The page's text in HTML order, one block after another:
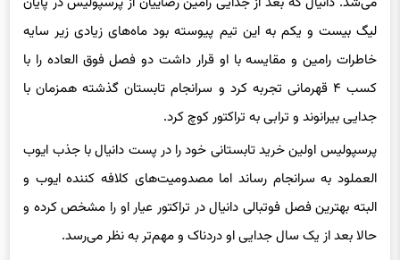
لیگ بیست و یکم به این تیم پیوسته بود ماه‌های زیادی زیر سایه
خاطرات رامین و مقایسه با او قرار داشت دو فصل فوق العاده را با
کسب ۴ قهرمانی تجربه کرد و سرانجام تابستان گذشته همزمان با
جدایی بیرانوند و ترابی به تراکتور کوچ کرد.
پرسپولیس اولین خرید تابستانی خود را در پست دانیال با جذب ایوب
العملود به سرانجام رساند اما مصدومیت‌های کلافه کننده ایوب و
البته بهترین فصل فوتبالی دانیال در تراکتور عیار او را مشخص کرده و
حالا بعد از یک سال جدایی او دردناک و مهم‌تر به نظر می‌رسد.
بعد از گفت‌وگوی شب گذشته رضا درویش مدیرعامل مستعفی